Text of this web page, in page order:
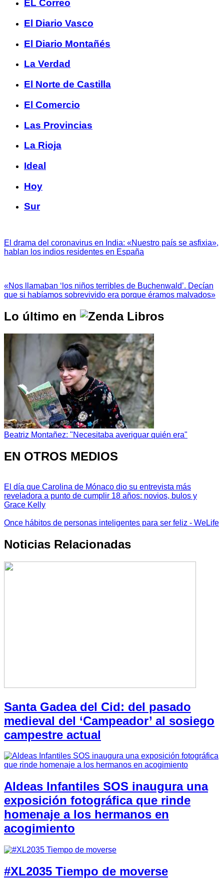
EL Correo
El Diario Vasco
El Diario Montañés
La Verdad
El Norte de Castilla
El Comercio
Las Provincias
La Rioja
Ideal
Hoy
Sur
El drama del coronavirus en India: «Nuestro país se asfixia»,
hablan los indios residentes en España
«Nos llamaban ‘los niños terribles de Buchenwald’. Decían
que si habíamos sobrevivido era porque éramos malvados»
Lo último en
Beatriz Montañez: "Necesitaba averiguar quién era"
EN OTROS MEDIOS
El día que Carolina de Mónaco dio su entrevista más
reveladora a punto de cumplir 18 años: novios, bulos y
Grace Kelly
Once hábitos de personas inteligentes para ser feliz - WeLife
Noticias Relacionadas
Santa Gadea del Cid: del pasado
medieval del ‘Campeador’ al sosiego
campestre actual
Aldeas Infantiles SOS inaugura una
exposición fotográfica que rinde
homenaje a los hermanos en
acogimiento
#XL2035 Tiempo de moverse